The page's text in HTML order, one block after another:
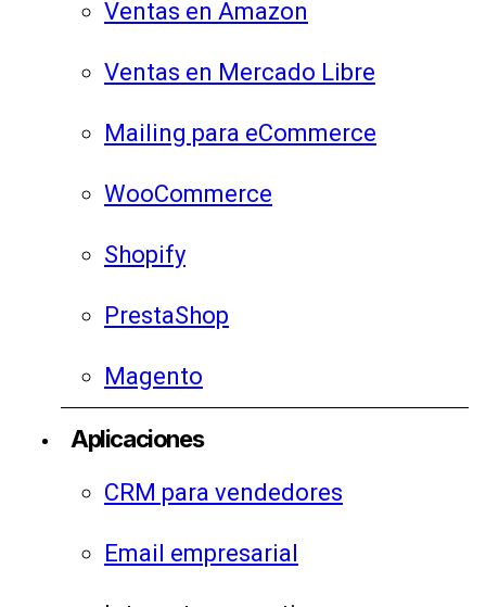
Ventas en Amazon
Ventas en Mercado Libre
Mailing para eCommerce
WooCommerce
Shopify
PrestaShop
Magento
Aplicaciones
CRM para vendedores
Email empresarial